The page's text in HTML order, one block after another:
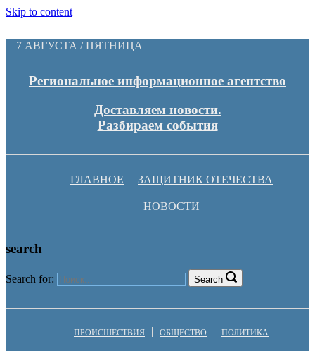
Skip to content
7 АВГУСТА / ПЯТНИЦА
Региональное информационное агентство
Доставляем новости.
Разбираем события
ГЛАВНОЕ ЗАЩИТНИК ОТЕЧЕСТВА
НОВОСТИ
search
Search for: Search
ПРОИСШЕСТВИЯ ОБЩЕСТВО ПОЛИТИКА